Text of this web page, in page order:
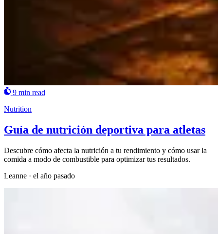
9 min read
Nutrition
Guía de nutrición deportiva para atletas
Descubre cómo afecta la nutrición a tu rendimiento y cómo usar la
comida a modo de combustible para optimizar tus resultados.
Leanne · el año pasado